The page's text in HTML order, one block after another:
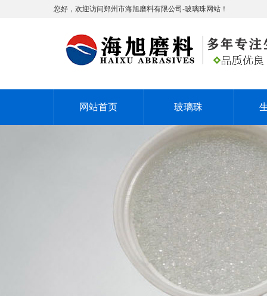
您好，欢迎访问郑州市海旭磨料有限公司-玻璃珠网站！
网站首页 玻璃珠